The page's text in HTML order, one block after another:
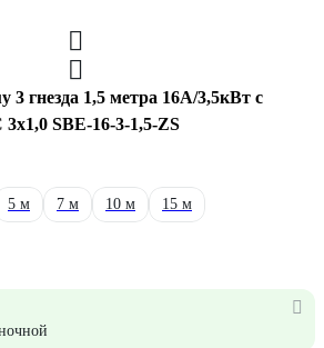
3 гнезда 1,5 метра 16А/3,5кВт с
SBE-16-3-1,5-ZS
5 м 7 м 10 м
15 м